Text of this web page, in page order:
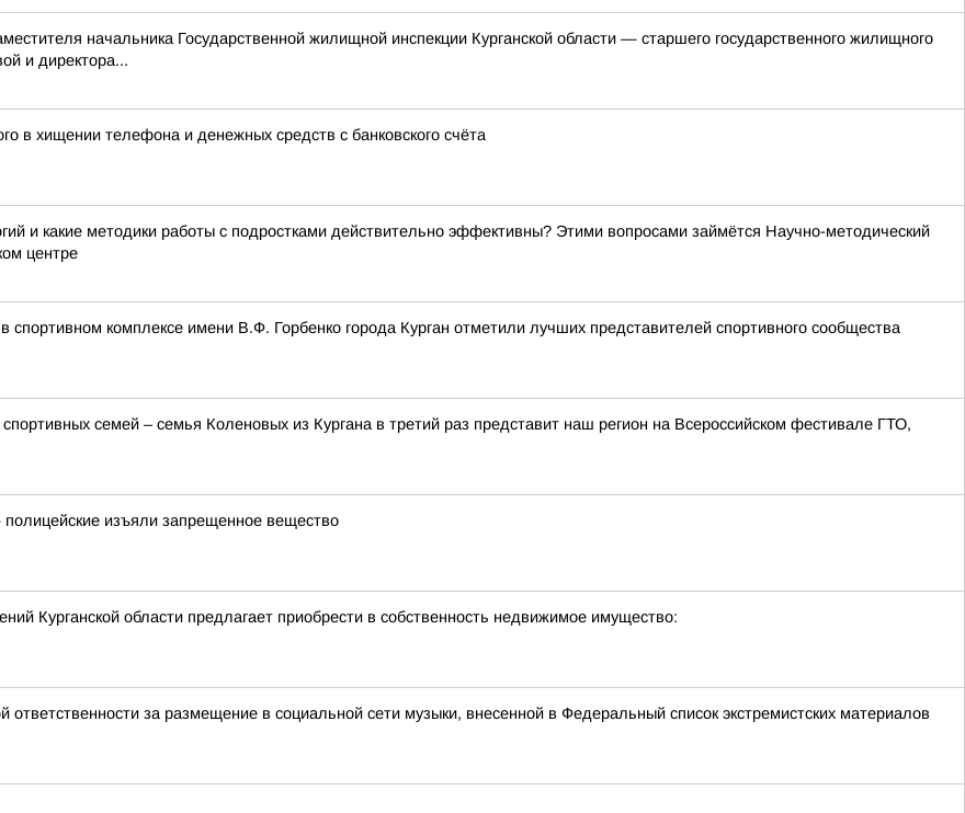
начальника Государственной жилищной инспекции Курганской области — старшего государственного жилищного
и директора...
в хищении телефона и денежных средств с банковского счёта
и какие методики работы с подростками действительно эффективны? Этими вопросами займётся Научно-методический
центре
спортивном комплексе имени В.Ф. Горбенко города Курган отметили лучших представителей спортивного сообщества
семей – семья Коленовых из Кургана в третий раз представит наш регион на Всероссийском фестивале ГТО,
изъяли запрещенное вещество
Курганской области предлагает приобрести в собственность недвижимое имущество:
ответственности за размещение в социальной сети музыки, внесенной в Федеральный список экстремистских материалов